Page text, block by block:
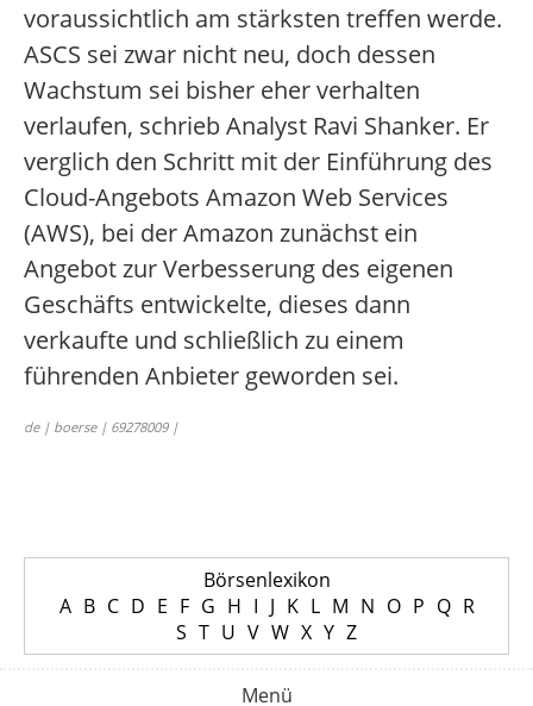
voraussichtlich am stärksten treffen werde.
ASCS sei zwar nicht neu, doch dessen
Wachstum sei bisher eher verhalten
verlaufen, schrieb Analyst Ravi Shanker. Er
verglich den Schritt mit der Einführung des
Cloud-Angebots Amazon Web Services
(AWS), bei der Amazon zunächst ein
Angebot zur Verbesserung des eigenen
Geschäfts entwickelte, dieses dann
verkaufte und schließlich zu einem
führenden Anbieter geworden sei.
de | boerse | 69278009 |
Börsenlexikon
A B C D E F G H I J K L M N O P Q R
S T U V W X Y Z
Menü